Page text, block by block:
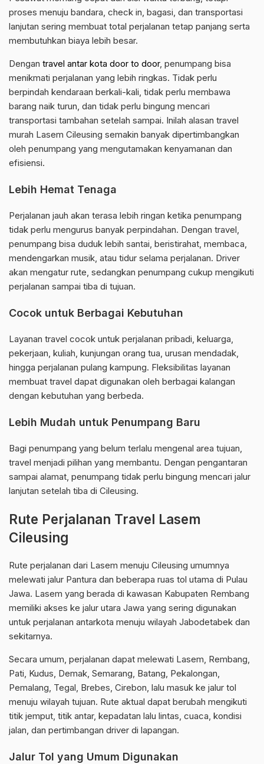
proses menuju bandara, check in, bagasi, dan transportasi
lanjutan sering membuat total perjalanan tetap panjang serta
membutuhkan biaya lebih besar.
Dengan travel antar kota door to door, penumpang bisa
menikmati perjalanan yang lebih ringkas. Tidak perlu
berpindah kendaraan berkali-kali, tidak perlu membawa
barang naik turun, dan tidak perlu bingung mencari
transportasi tambahan setelah sampai. Inilah alasan travel
murah Lasem Cileusing semakin banyak dipertimbangkan
oleh penumpang yang mengutamakan kenyamanan dan
efisiensi.
Lebih Hemat Tenaga
Perjalanan jauh akan terasa lebih ringan ketika penumpang
tidak perlu mengurus banyak perpindahan. Dengan travel,
penumpang bisa duduk lebih santai, beristirahat, membaca,
mendengarkan musik, atau tidur selama perjalanan. Driver
akan mengatur rute, sedangkan penumpang cukup mengikuti
perjalanan sampai tiba di tujuan.
Cocok untuk Berbagai Kebutuhan
Layanan travel cocok untuk perjalanan pribadi, keluarga,
pekerjaan, kuliah, kunjungan orang tua, urusan mendadak,
hingga perjalanan pulang kampung. Fleksibilitas layanan
membuat travel dapat digunakan oleh berbagai kalangan
dengan kebutuhan yang berbeda.
Lebih Mudah untuk Penumpang Baru
Bagi penumpang yang belum terlalu mengenal area tujuan,
travel menjadi pilihan yang membantu. Dengan pengantaran
sampai alamat, penumpang tidak perlu bingung mencari jalur
lanjutan setelah tiba di Cileusing.
Rute Perjalanan Travel Lasem
Cileusing
Rute perjalanan dari Lasem menuju Cileusing umumnya
melewati jalur Pantura dan beberapa ruas tol utama di Pulau
Jawa. Lasem yang berada di kawasan Kabupaten Rembang
memiliki akses ke jalur utara Jawa yang sering digunakan
untuk perjalanan antarkota menuju wilayah Jabodetabek dan
sekitarnya.
Secara umum, perjalanan dapat melewati Lasem, Rembang,
Pati, Kudus, Demak, Semarang, Batang, Pekalongan,
Pemalang, Tegal, Brebes, Cirebon, lalu masuk ke jalur tol
menuju wilayah tujuan. Rute aktual dapat berubah mengikuti
titik jemput, titik antar, kepadatan lalu lintas, cuaca, kondisi
jalan, dan pertimbangan driver di lapangan.
Jalur Tol yang Umum Digunakan